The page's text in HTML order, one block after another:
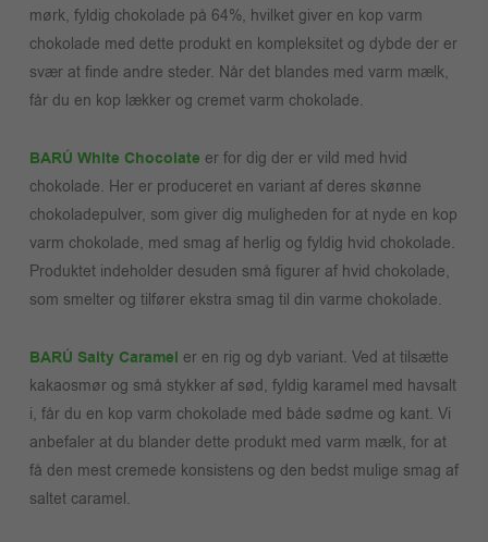
mørk, fyldig chokolade på 64%, hvilket giver en kop varm
chokolade med dette produkt en kompleksitet og dybde der er
svær at finde andre steder. Når det blandes med varm mælk,
får du en kop lækker og cremet varm chokolade.
BARÚ White Chocolate er for dig der er vild med hvid
chokolade. Her er produceret en variant af deres skønne
chokoladepulver, som giver dig muligheden for at nyde en kop
varm chokolade, med smag af herlig og fyldig hvid chokolade.
Produktet indeholder desuden små figurer af hvid chokolade,
som smelter og tilfører ekstra smag til din varme chokolade.
BARÚ Salty Caramel er en rig og dyb variant. Ved at tilsætte
kakaosmør og små stykker af sød, fyldig karamel med havsalt
i, får du en kop varm chokolade med både sødme og kant. Vi
anbefaler at du blander dette produkt med varm mælk, for at
få den mest cremede konsistens og den bedst mulige smag af
saltet caramel.